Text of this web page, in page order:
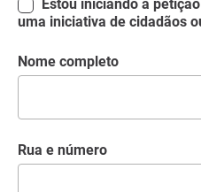
uma iniciativa de cidadãos
Nome completo
Rua e número